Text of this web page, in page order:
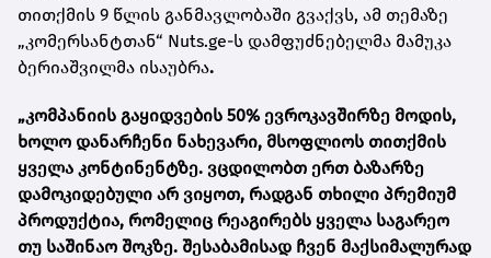
თითქმის 9 წლის განმავლობაში გვაქვს, ამ თემაზე
„კომერსანტთან“ Nuts.ge-ს დამფუძნებელმა მამუკა
ბერიაშვილმა ისაუბრა.
„კომპანიის გაყიდვების 50% ევროკავშირზე მოდის,
ხოლო დანარჩენი ნახევარი, მსოფლიოს თითქმის
ყველა კონტინენტზე. ვცდილობთ ერთ ბაზარზე
დამოკიდებული არ ვიყოთ, რადგან თხილი პრემიუმ
პროდუქტია, რომელიც რეაგირებს ყველა საგარეო
თუ საშინაო შოკზე. შესაბამისად ჩვენ მაქსიმალურად